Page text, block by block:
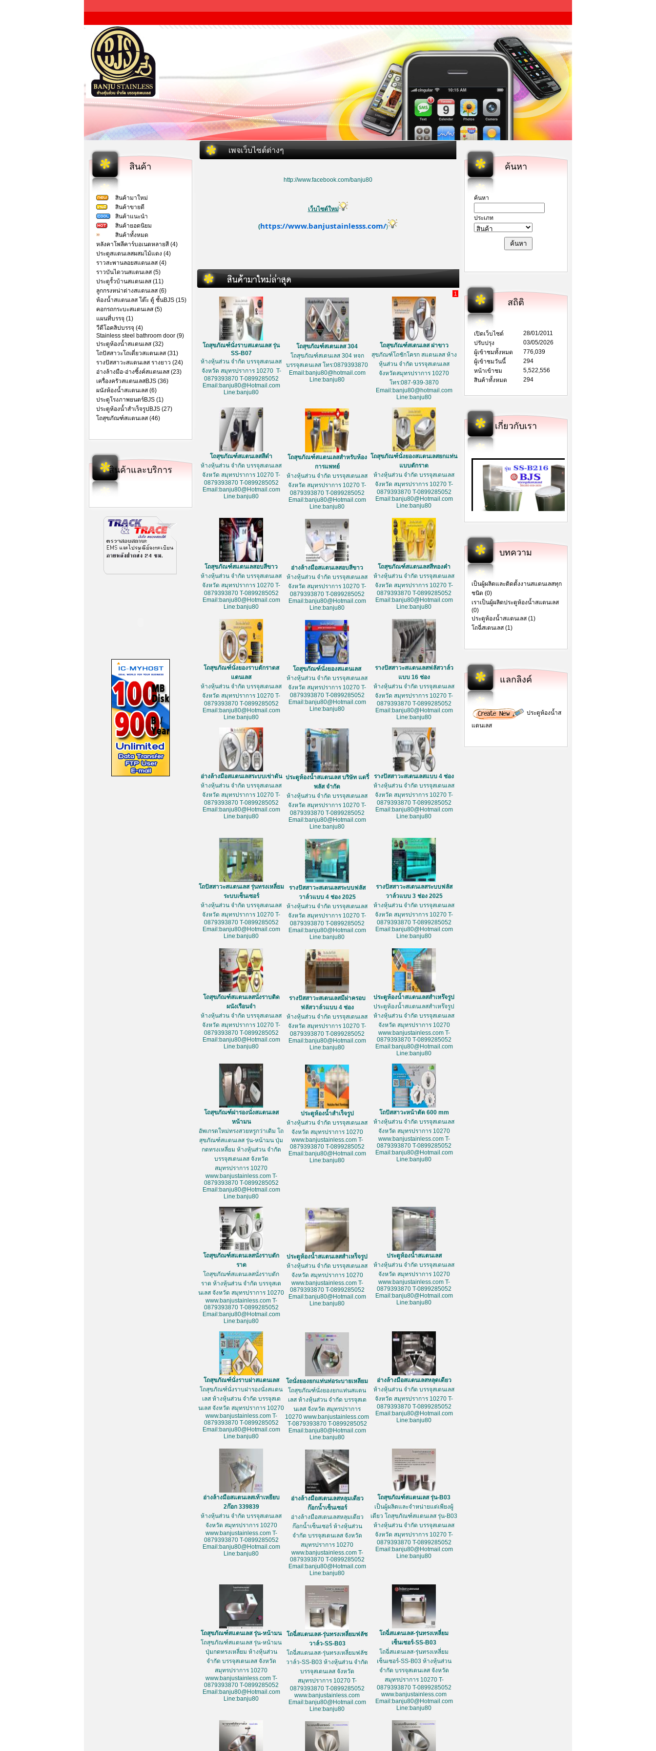
สินค้า
สินค้ามาใหม่
สินค้าขายดี
สินค้าแนะนำ
สินค้ายอดนิยม
สินค้าทั้งหมด
หลังคาโพลีคาร์บอเนตหลายสี (4)
ประตูสแตนเลสผสมไม้แดง (4)
ราวสะพานลอยสแตนเลส (4)
ราวบันไดวนสแตนเลส (5)
ประตูรั้วบ้านสแตนเลส (11)
ลูกกรงหน่าต่างสแตนเลส (6)
ห้องน้ำสแตนเลส โต๊ะ ตู้ ชั้นBJS (15)
คอกรถกระบะสแตนเลส (5)
แผนที่บรรจุ (1)
วีดีโอคลิปบรรจุ (4)
Stainless steel bathroom door (9)
ประตูห้องน้ำสแตนเลส (32)
โถปัสสาวะโถเดี่ยวสแตนเลส (31)
รางปัสสาวะสแตนเลส รางยาว (24)
อ่างล้างมือ-อ่างซิ้งค์สแตนเลส (23)
เครื่องครัวสแตนเลสBJS (36)
ผนังห้องน้ำสแตนเลส (6)
ประตูโรงภาพยนตร์BJS (1)
ประตูห้องน้ำสำเร็จรูปBJS (27)
โถสุขภัณฑ์สแตนเลส (46)
สินค้าและบริการ
เพจเว็บไซต์ต่างๆ
http://www.facebook.com/banju80
เว็บไซต์ใหม่
(https://www.banjustainlesss.com/)
1
โถสุขภัณฑ์นั่งราบสแตนเลส รุ่น
SS-B07
ห้างหุ้นส่วน จำกัด บรรจุสเตนเลส
จังหวัด สมุทรปราการ 10270 T-
0879393870 T-0899285052
Email:banju80@Hotmail.com
Line:banju80
โถสุขภัณฑ์สเตนเลส 304
โถสุขภัณฑ์สเตนเลส 304 หจก
บรรจุสเตนเลส โทร:0879393870
Email:banju80@hotmail.com
Line:banju80
โถสุขภัณฑ์สเตนเลส ฝาขาว
สุขภัณฑ์โถชักโครก สแตนเลส ห้าง
หุ้นส่วน จำกัด บรรจุสเตนเลส
จังหวัดสมุทรปราการ 10270
โทร:087-939-3870
Email:banju80@hotmail.com
Line:banju80
โถสุขภัณฑ์สแตนเลสสีดำ
ห้างหุ้นส่วน จำกัด บรรจุสเตนเลส
จังหวัด สมุทรปราการ 10270 T-
0879393870 T-0899285052
Email:banju80@Hotmail.com
Line:banju80
โถสุขภัณฑ์สแตนเลสสำหรับห้อง
การแพทย์
ห้างหุ้นส่วน จำกัด บรรจุสเตนเลส
จังหวัด สมุทรปราการ 10270 T-
0879393870 T-0899285052
Email:banju80@Hotmail.com
Line:banju80
โถสุขภัณฑ์นั่งยองสแตนเลสยกแท่น
แบบตักราด
ห้างหุ้นส่วน จำกัด บรรจุสเตนเลส
จังหวัด สมุทรปราการ 10270 T-
0879393870 T-0899285052
Email:banju80@Hotmail.com
Line:banju80
โถสุขภัณฑ์สแตนเลสอบสีขาว
ห้างหุ้นส่วน จำกัด บรรจุสเตนเลส
จังหวัด สมุทรปราการ 10270 T-
0879393870 T-0899285052
Email:banju80@Hotmail.com
Line:banju80
อ่างล้างมือสแตนเลสอบสีขาว
ห้างหุ้นส่วน จำกัด บรรจุสเตนเลส
จังหวัด สมุทรปราการ 10270 T-
0879393870 T-0899285052
Email:banju80@Hotmail.com
Line:banju80
โถสุขภัณฑ์สแตนเลสสีทองคำ
ห้างหุ้นส่วน จำกัด บรรจุสเตนเลส
จังหวัด สมุทรปราการ 10270 T-
0879393870 T-0899285052
Email:banju80@Hotmail.com
Line:banju80
โถสุขภัณฑ์นั่งยองราบตักราดส
แตนเลส
ห้างหุ้นส่วน จำกัด บรรจุสเตนเลส
จังหวัด สมุทรปราการ 10270 T-
0879393870 T-0899285052
Email:banju80@Hotmail.com
Line:banju80
โถสุขภัณฑ์นั่งยองสแตนเลส
ห้างหุ้นส่วน จำกัด บรรจุสเตนเลส
จังหวัด สมุทรปราการ 10270 T-
0879393870 T-0899285052
Email:banju80@Hotmail.com
Line:banju80
รางปัสสาวะสแตนเลสฟลัสวาล์ว
แบบ 16 ช่อง
ห้างหุ้นส่วน จำกัด บรรจุสเตนเลส
จังหวัด สมุทรปราการ 10270 T-
0879393870 T-0899285052
Email:banju80@Hotmail.com
Line:banju80
อ่างล้างมือสแตนเลสระบบเข่าดัน
ห้างหุ้นส่วน จำกัด บรรจุสเตนเลส
จังหวัด สมุทรปราการ 10270 T-
0879393870 T-0899285052
Email:banju80@Hotmail.com
Line:banju80
ประตูห้องน้ำสแตนเลส บริษัท แดรี่
พลัส จำกัด
ห้างหุ้นส่วน จำกัด บรรจุสเตนเลส
จังหวัด สมุทรปราการ 10270 T-
0879393870 T-0899285052
Email:banju80@Hotmail.com
Line:banju80
รางปัสสาวะสเตนเลสแบบ 4 ช่อง
ห้างหุ้นส่วน จำกัด บรรจุสเตนเลส
จังหวัด สมุทรปราการ 10270 T-
0879393870 T-0899285052
Email:banju80@Hotmail.com
Line:banju80
โถปัสสาวะสแตนเลส รุ่นทรงเหลี่ยม
ระบบเซ็นเซอร์
ห้างหุ้นส่วน จำกัด บรรจุสเตนเลส
จังหวัด สมุทรปราการ 10270 T-
0879393870 T-0899285052
Email:banju80@Hotmail.com
Line:banju80
รางปัสสาวะสเตนเลสระบบฟลัส
วาล์วแบบ 4 ช่อง 2025
ห้างหุ้นส่วน จำกัด บรรจุสเตนเลส
จังหวัด สมุทรปราการ 10270 T-
0879393870 T-0899285052
Email:banju80@Hotmail.com
Line:banju80
รางปัสสาวะสเตนเลสระบบฟลัส
วาล์วแบบ 3 ช่อง 2025
ห้างหุ้นส่วน จำกัด บรรจุสเตนเลส
จังหวัด สมุทรปราการ 10270 T-
0879393870 T-0899285052
Email:banju80@Hotmail.com
Line:banju80
โถสุขภัณฑ์สแตนเลสนั่งราบติด
ผนังเรือนจำ
ห้างหุ้นส่วน จำกัด บรรจุสเตนเลส
จังหวัด สมุทรปราการ 10270 T-
0879393870 T-0899285052
Email:banju80@Hotmail.com
Line:banju80
รางปัสสาวะสเตนเลสมีฝาครอบ
ฟลัสวาล์วแบบ 4 ช่อง
ห้างหุ้นส่วน จำกัด บรรจุสเตนเลส
จังหวัด สมุทรปราการ 10270 T-
0879393870 T-0899285052
Email:banju80@Hotmail.com
Line:banju80
ประตูห้องน้ำสแตนเลสสำเหร๊จรูป
ประตูห้องน้ำสแตนเลสสำเหร๊จรูป
ห้างหุ้นส่วน จำกัด บรรจุสเตนเลส
จังหวัด สมุทรปราการ 10270
www.banjustainless.com T-
0879393870 T-0899285052
Email:banju80@Hotmail.com
Line:banju80
โถสุขภัณฑ์ฝารองนั่งสแตนเลส
หน้ามน
อัพเกรดใหม่ทรงสวยหรูกว่าเดิม โถ
สุขภัณฑ์สแตนเลส รุ่น-หน้ามน ปุ่ม
กดทรงเหลี่ยม ห้างหุ้นส่วน จำกัด
บรรจุสเตนเลส จังหวัด
สมุทรปราการ 10270
www.banjustainless.com T-
0879393870 T-0899285052
Email:banju80@Hotmail.com
Line:banju80
ประตูห้องน้ำสำเร็จรูป
ห้างหุ้นส่วน จำกัด บรรจุสเตนเลส
จังหวัด สมุทรปราการ 10270
www.banjustainless.com T-
0879393870 T-0899285052
Email:banju80@Hotmail.com
Line:banju80
โถปัสสาวะหน้าตัด 600 mm
ห้างหุ้นส่วน จำกัด บรรจุสเตนเลส
จังหวัด สมุทรปราการ 10270
www.banjustainless.com T-
0879393870 T-0899285052
Email:banju80@Hotmail.com
Line:banju80
โถสุขภัณฑ์สแตนเลสนั่งราบตัก
ราด
โถสุขภัณฑ์สแตนเลสนั่งราบตัก
ราด ห้างหุ้นส่วน จำกัด บรรจุสเต
นเลส จังหวัด สมุทรปราการ 10270
www.banjustainless.com T-
0879393870 T-0899285052
Email:banju80@Hotmail.com
Line:banju80
ประตูห้องน้ำสแตนเลสสำเหร็จรูป
ห้างหุ้นส่วน จำกัด บรรจุสเตนเลส
จังหวัด สมุทรปราการ 10270
www.banjustainless.com T-
0879393870 T-0899285052
Email:banju80@Hotmail.com
Line:banju80
ประตูห้องน้ำสแตนเลส
ห้างหุ้นส่วน จำกัด บรรจุสเตนเลส
จังหวัด สมุทรปราการ 10270
www.banjustainless.com T-
0879393870 T-0899285052
Email:banju80@Hotmail.com
Line:banju80
โถสุขภัณฑ์นั่งราบฝาสแตนเลส
โถสุขภัณฑ์นั่งราบฝารองนั่งสแตน
เลส ห้างหุ้นส่วน จำกัด บรรจุสเต
นเลส จังหวัด สมุทรปราการ 10270
www.banjustainless.com T-
0879393870 T-0899285052
Email:banju80@Hotmail.com
Line:banju80
โถนั่งยองยกแท่นท่อระบายเหลียม
โถสุขภัณฑ์นั่งยองยกแท่นสแตน
เลส ห้างหุ้นส่วน จำกัด บรรจุสเต
นเลส จังหวัด สมุทรปราการ
10270 www.banjustainless.com
T-0879393870 T-0899285052
Email:banju80@Hotmail.com
Line:banju80
อ่างล้างมือสแตนเลสหลุดเดียว
ห้างหุ้นส่วน จำกัด บรรจุสเตนเลส
จังหวัด สมุทรปราการ 10270 T-
0879393870 T-0899285052
Email:banju80@Hotmail.com
Line:banju80
อ่างล้างมือสแตนเลสเท้าเหยียบ
2ก๊อก 339839
ห้างหุ้นส่วน จำกัด บรรจุสเตนเลส
จังหวัด สมุทรปราการ 10270
www.banjustainless.com T-
0879393870 T-0899285052
Email:banju80@Hotmail.com
Line:banju80
อ่างล้างมือสเตนเลสหลุมเดียว
ก๊อกน้ำเซ็นเซอร์
อ่างล้างมือสเตนเลสหลุมเดียว
ก๊อกน้ำเซ็นเซอร์ ห้างหุ้นส่วน
จำกัด บรรจุสเตนเลส จังหวัด
สมุทรปราการ 10270
www.banjustainless.com T-
0879393870 T-0899285052
Email:banju80@Hotmail.com
Line:banju80
โถสุขภัณฑ์สแตนเลส รุ่น-B03
เป็นผู้ผลิตและจำหน่ายแต่เพียงผู้
เดียว โถสุขภัณฑ์สแตนเลส รุ่น-B03
ห้างหุ้นส่วน จำกัด บรรจุสเตนเลส
จังหวัด สมุทรปราการ 10270 T-
0879393870 T-0899285052
Email:banju80@Hotmail.com
Line:banju80
โถสุขภัณฑ์สแตนเลส รุ่น-หน้ามน
โถสุขภัณฑ์สแตนเลส รุ่น-หน้ามน
ปุ่มกดทรงเหลี่ยม ห้างหุ้นส่วน
จำกัด บรรจุสเตนเลส จังหวัด
สมุทรปราการ 10270
www.banjustainless.com T-
0879393870 T-0899285052
Email:banju80@Hotmail.com
Line:banju80
โถฉี่สแตนเลส-รุ่นทรงเหลี่ยมฟลัช
วาล์ว-SS-B03
โถฉี่สแตนเลส-รุ่นทรงเหลี่ยมฟลัช
วาล์ว-SS-B03 ห้างหุ้นส่วน จำกัด
บรรจุสเตนเลส จังหวัด
สมุทรปราการ 10270 T-
0879393870 T-0899285052
www.banjustainless.com
Email:banju80@Hotmail.com
Line:banju80
โถฉี่สแตนเลส-รุ่นทรงเหลี่ยม
เซ็นเซอร์-SS-B03
โถฉี่สแตนเลส-รุ่นทรงเหลี่ยม
เซ็นเซอร์-SS-B03 ห้างหุ้นส่วน
จำกัด บรรจุสเตนเลส จังหวัด
สมุทรปราการ 10270 T-
0879393870 T-0899285052
www.banjustainless.com
Email:banju80@Hotmail.com
Line:banju80
ค้นหา
ค้นหา
ประเภท
สถิติ
เปิดเว็บไซต์
28/01/2011
ปรับปรุง
03/05/2026
ผู้เข้าชมทั้งหมด
776,039
ผู้เข้าชมวันนี้
294
หน้าเข้าชม
5,522,556
สินค้าทั้งหมด
294
เกี่ยวกับเรา
บทความ
เป็นผู้ผลิตและติดตั้งงานสแตนเลสทุก
ชนิด (0)
เราเป็นผู้ผลิตประตูห้องน้ำสแตนเลส
(0)
ประตูห้องน้ำสแตนเลส (1)
โถฉี่สเตนเลส (1)
แลกลิงค์
ประตูห้องน้ำส
แตนเลส